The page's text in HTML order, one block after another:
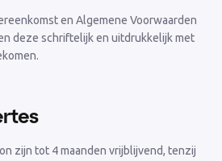
en Algemene Voorwaarden
deze schriftelijk en uitdrukkelijk met
zijn tot 4 maanden vrijblijvend, tenzij